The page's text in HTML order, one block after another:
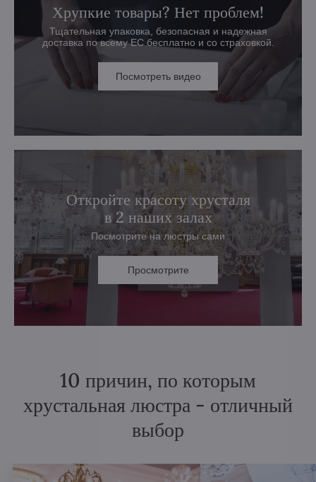
Хрупкие товары? Нет проблем!
Тщательная упаковка, безопасная и надежная
доставка по всему ЕС бесплатно и со страховкой.
Посмотреть видео
Откройте красоту хрусталя
в 2 наших залах
Посмотрите на люстры сами
Просмотрите
10 причин, по которым
хрустальная люстра - отличный
выбор